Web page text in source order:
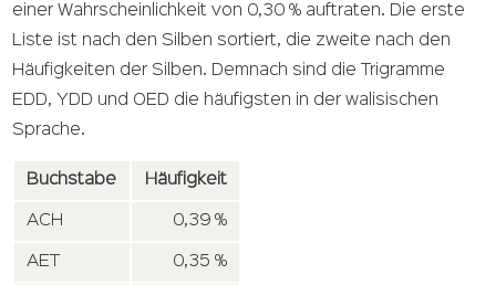
einer Wahrscheinlichkeit von 0,30 % auftraten. Die erste
Liste ist nach den Silben sortiert, die zweite nach den
Häufigkeiten der Silben. Demnach sind die Trigramme
EDD, YDD und OED die häufigsten in der walisischen
Sprache.
Buchstabe Häufigkeit
ACH 0,39 %
AET 0,35 %